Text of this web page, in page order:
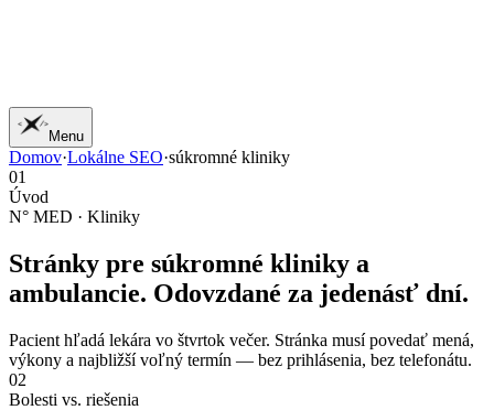
01Domov
03Služby
05 Štúdio
06Kontakt
Menu
Domov·Lokálne SEO·súkromné kliniky
01
Úvod
N° MED · Kliniky
Stránky pre súkromné kliniky a
ambulancie. Odovzdané za jedenásť dní.
Pacient hľadá lekára vo štvrtok večer. Stránka musí povedať mená,
výkony a najbližší voľný termín — bez prihlásenia, bez telefonátu.
02
Bolesti vs. riešenia